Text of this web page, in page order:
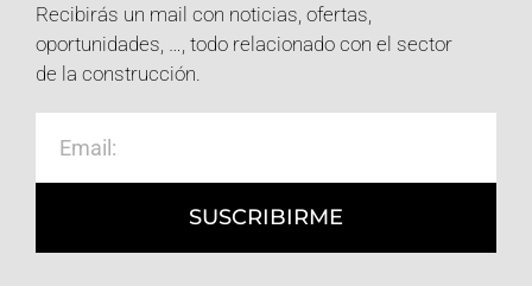
Recibirás un mail con noticias, ofertas,
oportunidades, …, todo relacionado con el sector
de la construcción.
SUSCRIBIRME